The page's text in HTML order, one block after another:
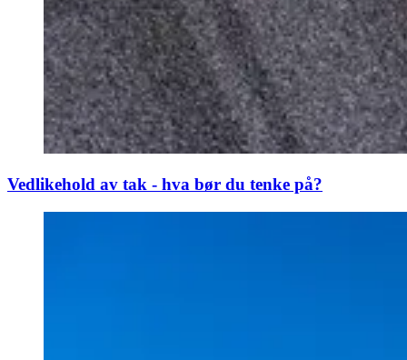
Vedlikehold av tak - hva bør du tenke på?